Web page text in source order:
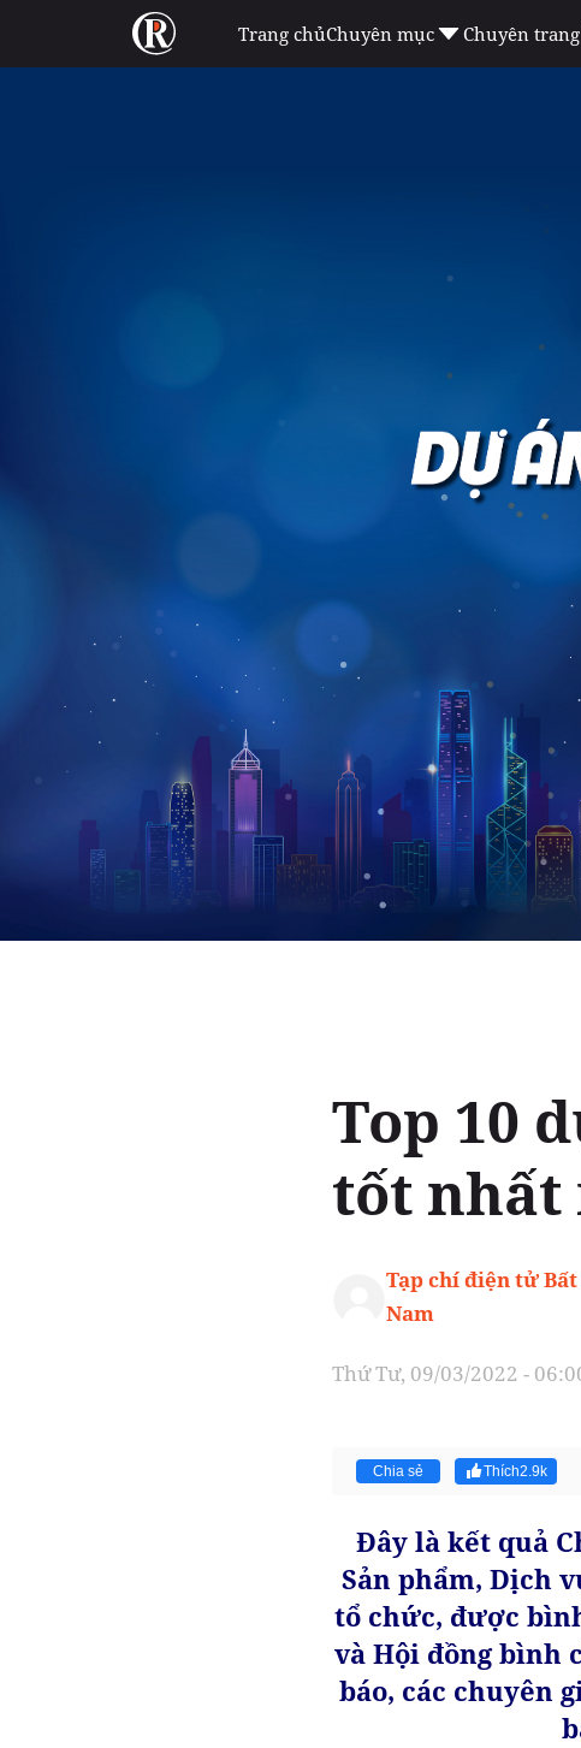
Trang chủChuyên mục Chuyên trang
Top 10
tốt nhất
Tạp chí điện tử
Nam
Thứ Tư, 09/03/2022 -
Chia sẻ Thích2.9k
Đây là kết quả
Sản phẩm, Dịch
tổ chức, được
và Hội đồng bình
báo, các chuyên